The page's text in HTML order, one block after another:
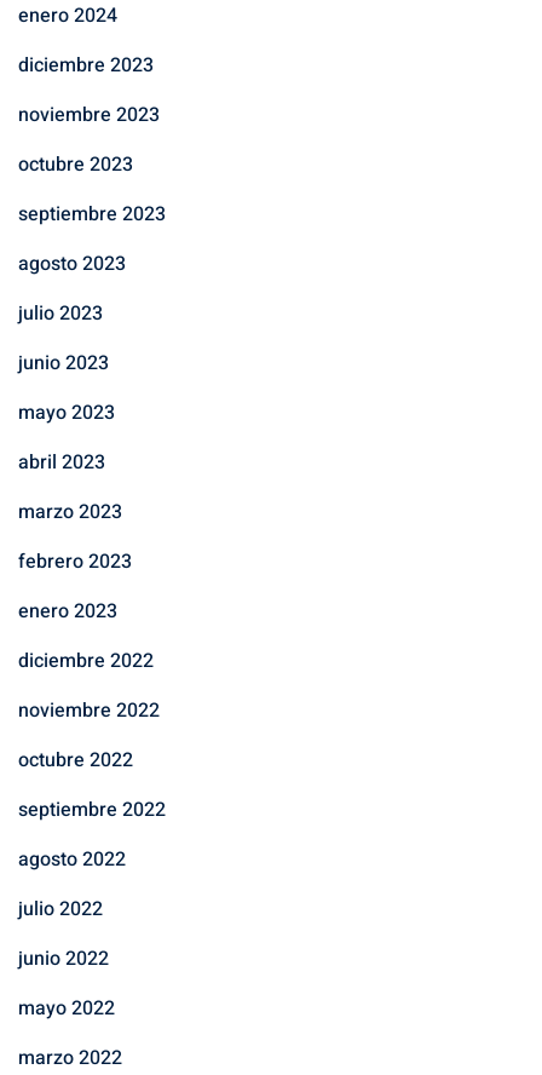
enero 2024
diciembre 2023
noviembre 2023
octubre 2023
septiembre 2023
agosto 2023
julio 2023
junio 2023
mayo 2023
abril 2023
marzo 2023
febrero 2023
enero 2023
diciembre 2022
noviembre 2022
octubre 2022
septiembre 2022
agosto 2022
julio 2022
junio 2022
mayo 2022
marzo 2022